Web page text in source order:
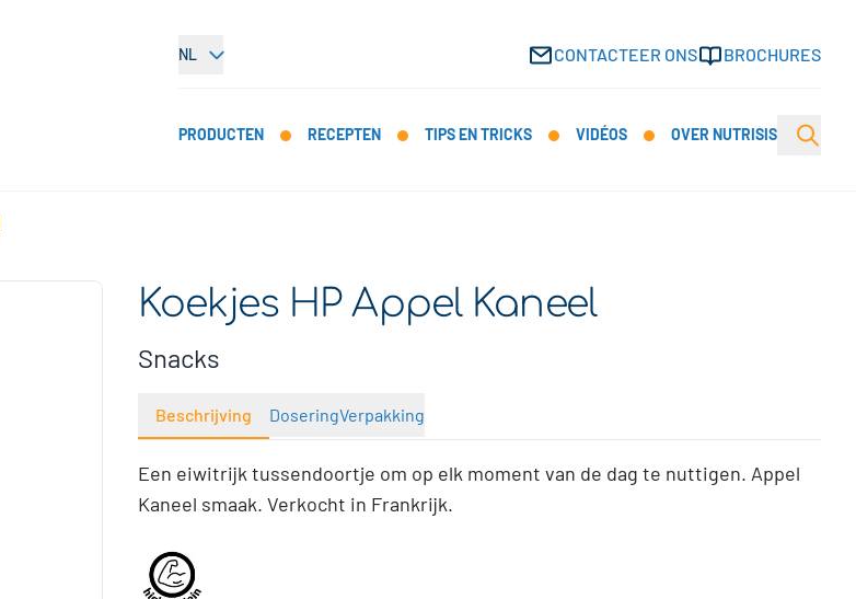
NL CONTACTEER ONS BROCHURES
PRODUCTEN RECEPTEN TIPS EN TRICKS VIDÉOS OVER NUTRISIS Open
Koekjes HP Appel Kaneel
Snacks
Beschrijving DoseringVerpakking
Een eiwitrijk tussendoortje om op elk moment van de dag te nuttigen. Appel
Kaneel smaak. Verkocht in Frankrijk.